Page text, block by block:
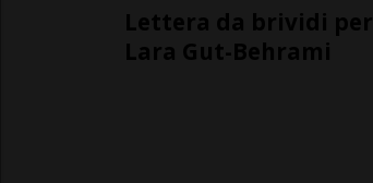
Lettera da brividi per
Lara Gut-Behrami